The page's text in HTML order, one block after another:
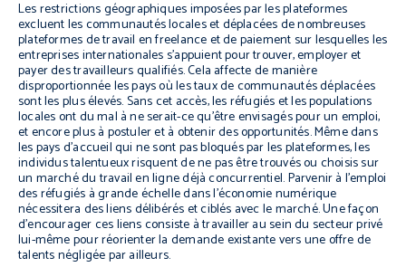
Les restrictions géographiques imposées par les plateformes
excluent les communautés locales et déplacées de nombreuses
plateformes de travail en freelance et de paiement sur lesquelles les
entreprises internationales s’appuient pour trouver, employer et
payer des travailleurs qualifiés. Cela affecte de manière
disproportionnée les pays où les taux de communautés déplacées
sont les plus élevés. Sans cet accès, les réfugiés et les populations
locales ont du mal à ne serait-ce qu’être envisagés pour un emploi,
et encore plus à postuler et à obtenir des opportunités. Même dans
les pays d’accueil qui ne sont pas bloqués par les plateformes, les
individus talentueux risquent de ne pas être trouvés ou choisis sur
un marché du travail en ligne déjà concurrentiel. Parvenir à l’emploi
des réfugiés à grande échelle dans l’économie numérique
nécessitera des liens délibérés et ciblés avec le marché. Une façon
d’encourager ces liens consiste à travailler au sein du secteur privé
lui-même pour réorienter la demande existante vers une offre de
talents négligée par ailleurs.